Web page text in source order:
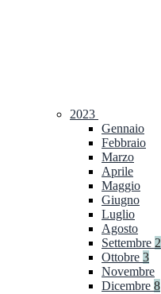
2023
Gennaio
Febbraio
Marzo
Aprile
Maggio
Giugno
Luglio
Agosto
Settembre 2
Ottobre 3
Novembre
Dicembre 8